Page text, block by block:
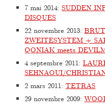
7 mai 2014:SUDDEN
DISQUES
22 novembre 2013:
ZWEITESYSTEM +
QONIAK meets
4 septembre 2011:
SEHNAOUI/
2 mars 2011:TETRAS
29 novembre 2009: